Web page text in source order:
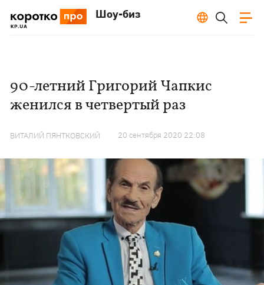
Шоу-биз
90-летний Григорий Чапкис
женился в четвертый раз
ВИТАЛИЙ ПЯНТКОВСКИЙ 20 сентября 2020 22:08